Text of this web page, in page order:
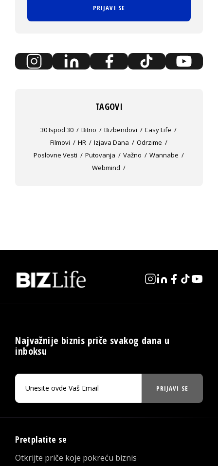
PRIJAVI SE
TAGOVI
30 Ispod 30 Bitno Bizbendovi
Easy Life
Filmovi
HR Izjava Dana
Odrzime
Poslovne Vesti
Putovanja Važno
Wannabe
Webmind
Najvažnije biznis priče svakog dana u
inboksu
PRIJAVI SE
Pretplatite se
Otkrijte priče koje pokreću biznis